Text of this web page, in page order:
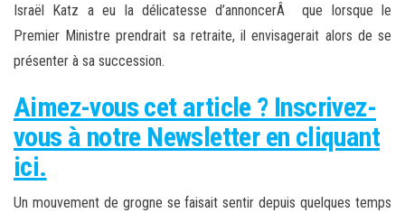
Israël Katz a eu la délicatesse d’annoncerÂ que lorsque le
Premier Ministre prendrait sa retraite, il envisagerait alors de se
présenter à sa succession.
Aimez-vous cet article ? Inscrivez-
vous à notre Newsletter en cliquant
ici.
Un mouvement de grogne se faisait sentir depuis quelques temps